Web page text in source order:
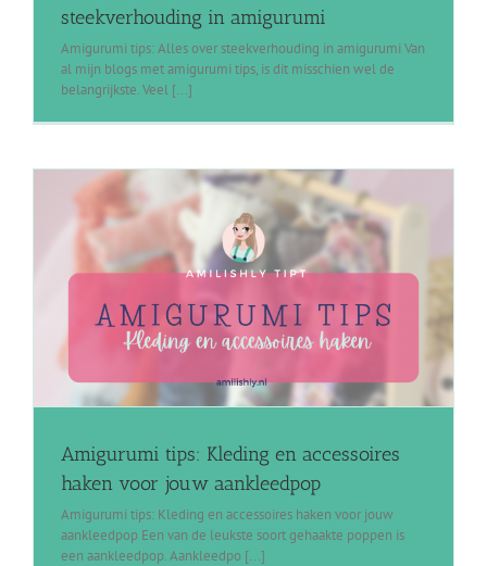
steekverhouding in amigurumi
Amigurumi tips: Alles over steekverhouding in amigurumi Van
al mijn blogs met amigurumi tips, is dit misschien wel de
belangrijkste. Veel [...]
Amigurumi tips: Kleding en accessoires
haken voor jouw aankleedpop
Amigurumi tips: Kleding en accessoires haken voor jouw
aankleedpop Een van de leukste soort gehaakte poppen is
een aankleedpop. Aankleedpo [...]